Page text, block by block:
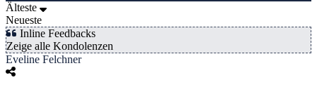
Älteste
Neueste
Inline Feedbacks
Zeige alle Kondolenzen
Eveline Felchner